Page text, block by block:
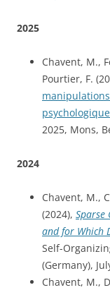
2025
Chavent, M.,
Pourtier, F.
2025, Mons,
2024
Chavent, M.,
(2024), Sparse
and for Which
Self-
(Germany),
Chavent, M.,